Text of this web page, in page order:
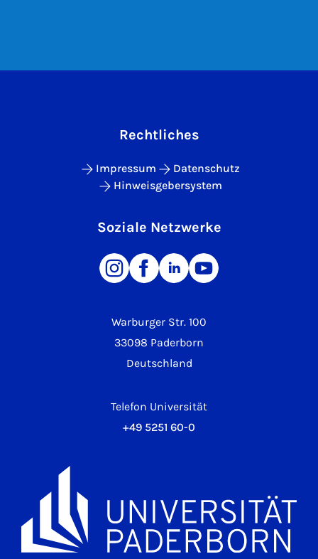
Warburger Str. 100
33098 Paderborn
Deutschland
Telefon Universität
+49 5251 60-0
Rechtliches
Impressum
Datenschutz
Hinweisgebersystem
Soziale Netzwerke